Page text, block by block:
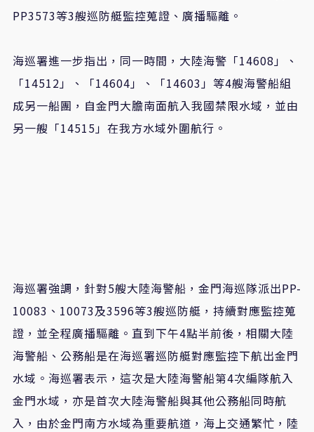
PP3573等3艘巡防艇監控蒐證、廣播驅離。
海巡署進一步指出，同一時間，大陸海警「14608」、
「14512」、「14604」、「14603」等4艘海警船組
成另一船團，自金門大膽南面航入我國禁限水域，並由
另一艘「14515」在我方水域外圍航行。
海巡署強調，針對5艘大陸海警船，金門海巡隊派出PP-
10083、10073及3596等3艘巡防艇，持續對應監控蒐
證，並全程廣播驅離。直到下午4點半前後，相關大陸
海警船、公務船是在海巡署巡防艇對應監控下航出金門
水域。海巡署表示，這次是大陸海警船第4次編隊航入
金門水域，亦是首次大陸海警船與其他公務船同時航
入，由於金門南方水域為重要航道，海上交通繁忙，陸